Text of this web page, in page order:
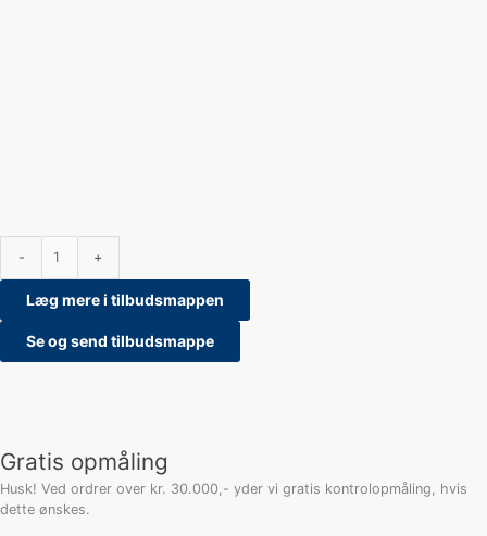
- +
Læg mere i tilbudsmappen
Se og send tilbudsmappe
Gratis opmåling
Husk! Ved ordrer over kr. 30.000,- yder vi gratis kontrolopmåling, hvis
dette ønskes.